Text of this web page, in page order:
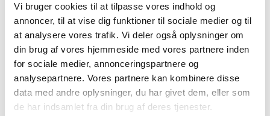
Vi bruger cookies til at tilpasse vores indhold og
annoncer, til at vise dig funktioner til sociale medier og til
at analysere vores trafik. Vi deler også oplysninger om
din brug af vores hjemmeside med vores partnere inden
for sociale medier, annonceringspartnere og
analysepartnere. Vores partnere kan kombinere disse
data med andre oplysninger, du har givet dem, eller som
de har indsamlet fra din brug af deres tjenester.
montageplader (ekstraudstyr)
Med gråt låg
Lågskrue til værktøjsåbning
Plomberbare
Kassevægge uden udslagsblanketter
Udvendige beslag for vægmontering
Farve: grå, RAL 7035
Materiale: PC (polycarbonat)